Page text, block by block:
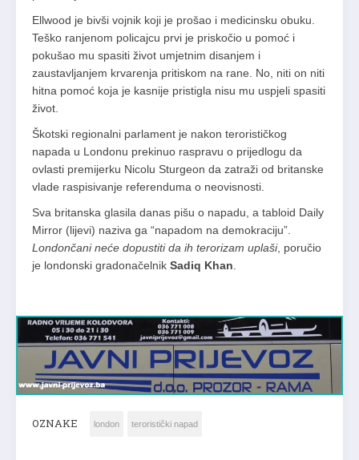
Ellwood je bivši vojnik koji je prošao i medicinsku obuku.
Teško ranjenom policajcu prvi je priskočio u pomoć i
pokušao mu spasiti život umjetnim disanjem i
zaustavljanjem krvarenja pritiskom na rane. No, niti on niti
hitna pomoć koja je kasnije pristigla nisu mu uspjeli spasiti
život.
Škotski regionalni parlament je nakon terorističkog
napada u Londonu prekinuo raspravu o prijedlogu da
ovlasti premijerku Nicolu Sturgeon da zatraži od britanske
vlade raspisivanje referenduma o neovisnosti.
Sva britanska glasila danas pišu o napadu, a tabloid Daily
Mirror (lijevi) naziva ga “napadom na demokraciju”.
Londončani neće dopustiti da ih terorizam uplaši, poručio
je londonski gradonačelnik Sadiq Khan
OZNAKE london teroristički napad